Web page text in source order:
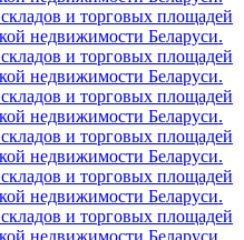
и торговых площадей
недвижимости Беларуси.
и торговых площадей
недвижимости Беларуси.
и торговых площадей
недвижимости Беларуси.
и торговых площадей
недвижимости Беларуси.
и торговых площадей
недвижимости Беларуси.
и торговых площадей
недвижимости Беларуси.